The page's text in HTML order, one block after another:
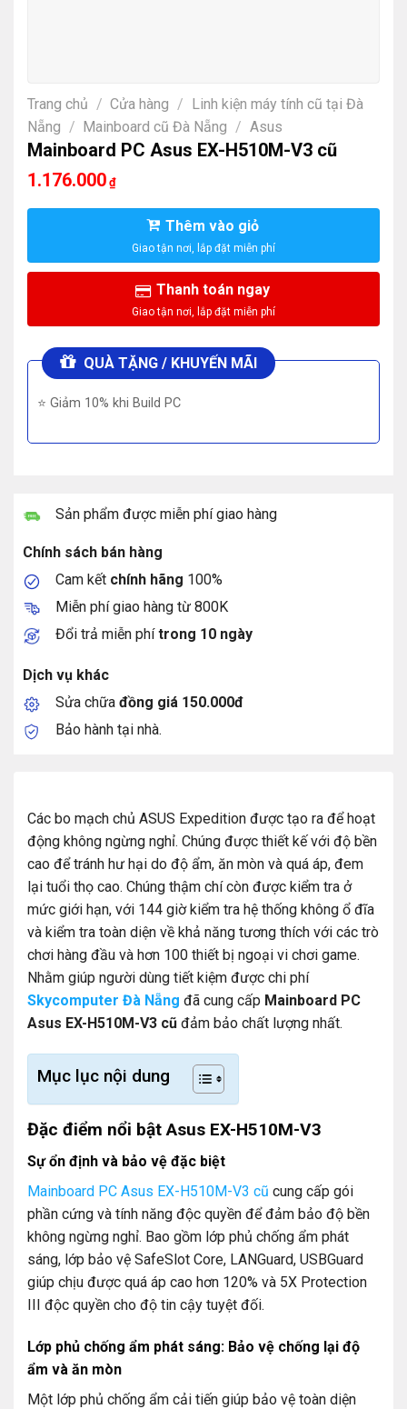
Trang chủ / Cửa hàng /
Linh kiện máy tính cũ tại Đà
Nẵng / Mainboard cũ Đà Nẵng / Asus
Mainboard PC Asus EX-H510M-V3 cũ
1.176.000 ₫
Thêm vào giỏ
Thanh toán ngay
QUÀ TẶNG / KHUYẾN MÃI
⭐ Giảm 10% khi Build PC
Sản phẩm được miễn phí giao hàng
Chính sách bán hàng
Cam kết chính hãng 100%
Miễn phí giao hàng từ 800K
Đổi trả miễn phítrong 10 ngày
Dịch vụ khác
Sửa chữa đồng giá 150.000đ
Bảo hành tại nhà.
Các bo mạch chủ ASUS Expedition được tạo ra để hoạt
động không ngừng nghỉ. Chúng được thiết kế với độ bền
cao để tránh hư hại do độ ẩm, ăn mòn và quá áp, đem
lại tuổi thọ cao. Chúng thậm chí còn được kiểm tra ở
mức giới hạn, với 144 giờ kiểm tra hệ thống không ổ đĩa
và kiểm tra toàn diện về khả năng tương thích với các trò
chơi hàng đầu và hơn 100 thiết bị ngoại vi chơi game.
Nhằm giúp người dùng tiết kiệm được chi phí
Skycomputer Đà Nẵng đã cung cấp Mainboard PC
Asus EX-H510M-V3 cũ đảm bảo chất lượng nhất.
Mục lục nội dung
Đặc điểm nổi bật Asus EX-H510M-V3
Sự ổn định và bảo vệ đặc biệt
Mainboard PC Asus EX-H510M-V3 cũ cung cấp gói
phần cứng và tính năng độc quyền để đảm bảo độ bền
không ngừng nghỉ. Bao gồm lớp phủ chống ẩm phát
sáng, lớp bảo vệ SafeSlot Core, LANGuard, USBGuard
giúp chịu được quá áp cao hơn 120% và 5X Protection
III độc quyền cho độ tin cậy tuyệt đối.
Lớp phủ chống ẩm phát sáng: Bảo vệ chống lại độ
ẩm và ăn mòn
Một lớp phủ chống ẩm cải tiến giúp bảo vệ toàn diện